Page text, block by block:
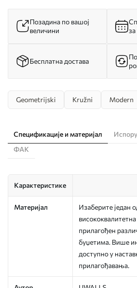
Позадина по вашој
величини
Бесплатна достава
Geometrijski Kružni Modern
Спецификације и материјал
ФАК
Карактеристике
Материјал
Изаберите један
прилагођен
буџетима. Више
доступно у
прилагођавања.